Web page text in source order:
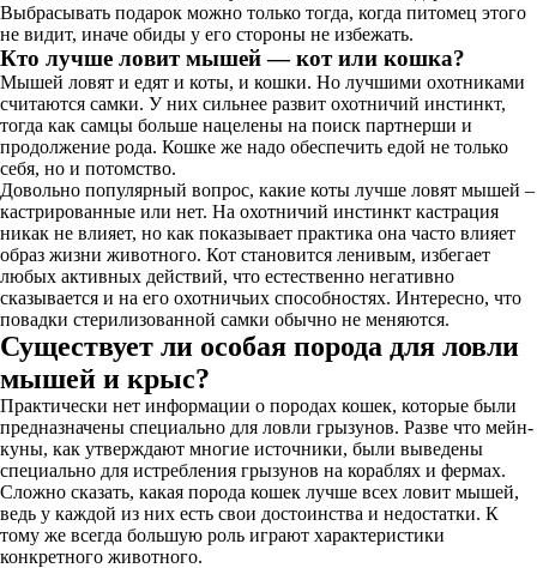
Выбрасывать подарок можно только тогда, когда питомец этого
не видит, иначе обиды у его стороны не избежать.
Кто лучше ловит мышей — кот или кошка?
Мышей ловят и едят и коты, и кошки. Но лучшими охотниками
считаются самки. У них сильнее развит охотничий инстинкт,
тогда как самцы больше нацелены на поиск партнерши и
продолжение рода. Кошке же надо обеспечить едой не только
себя, но и потомство.
Довольно популярный вопрос, какие коты лучше ловят мышей –
кастрированные или нет. На охотничий инстинкт кастрация
никак не влияет, но как показывает практика она часто влияет
образ жизни животного. Кот становится ленивым, избегает
любых активных действий, что естественно негативно
сказывается и на его охотничьих способностях. Интересно, что
повадки стерилизованной самки обычно не меняются.
Существует ли особая порода для ловли
мышей и крыс?
Практически нет информации о породах кошек, которые были
предназначены специально для ловли грызунов. Разве что мейн-
куны, как утверждают многие источники, были выведены
специально для истребления грызунов на кораблях и фермах.
Сложно сказать, какая порода кошек лучше всех ловит мышей,
ведь у каждой из них есть свои достоинства и недостатки. К
тому же всегда большую роль играют характеристики
конкретного животного.